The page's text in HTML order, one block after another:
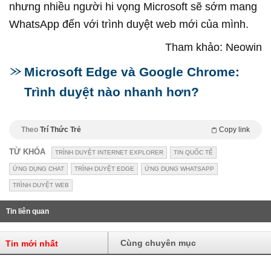
nhưng nhiều người hi vọng Microsoft sẽ sớm mang
WhatsApp đến với trình duyệt web mới của mình.
Tham khảo: Neowin
Microsoft Edge và Google Chrome:
Trình duyệt nào nhanh hơn?
Theo Trí Thức Trẻ Copy link
TỪ KHÓA TRÌNH DUYỆT INTERNET EXPLORER TIN QUỐC TẾ
ỨNG DỤNG CHAT TRÌNH DUYỆT EDGE ỨNG DỤNG WHATSAPP
TRÌNH DUYỆT WEB
Tin liên quan
Tin mới nhất Cùng chuyên mục